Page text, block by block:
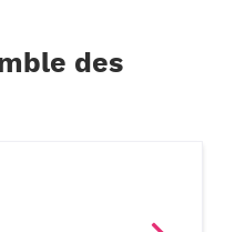
des